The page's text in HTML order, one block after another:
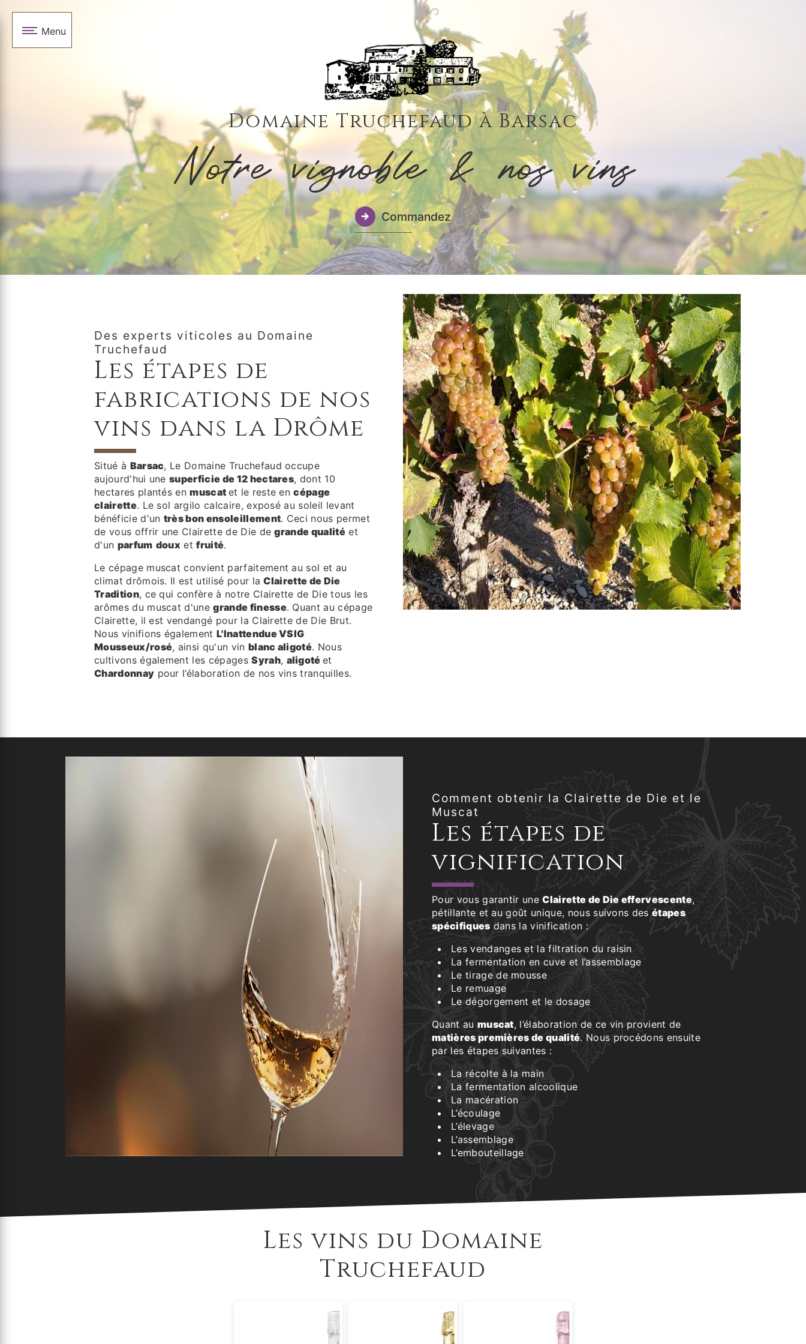
Menu
Domaine Truchefaud à Barsac
Notre vignoble & nos vins
Commandez
Des experts viticoles au Domaine
Truchefaud
Les étapes de
fabrications de nos
vins dans la Drôme
Situé à Barsac, Le Domaine Truchefaud occupe
aujourd'hui unesuperficie de 12 hectares, dont 10
hectares plantés enmuscat et le reste encépage
clairette. Le sol argilo calcaire, exposé au soleil levant
bénéficie d'un très bon ensoleillement. Ceci nous permet
de vous offrir une Clairette de Die degrande qualitéet
d'un parfum doux etfruité.
Le cépage muscat convient parfaitement au sol et au
climat drômois. Il est utilisé pour laClairette de Die
Tradition, ce qui confère à notre Clairette de Die tous les
arômes du muscat d'unegrande finesse. Quant au cépage
Clairette, il est vendangé pour la Clairette de Die Brut.
Nous vinifions égalementL'Inattendue VSIG
Mousseux/rosé, ainsi qu'un vin blanc aligoté. Nous
cultivons également les cépagesSyrah, aligotéet
Chardonnay pour l’élaboration de nos vins tranquilles.
Comment obtenir la Clairette de Die et le
Muscat
Les étapes de
vignification
Pour vous garantir uneClairette de Die effervescente,
pétillante et au goût unique, nous suivons desétapes
spécifiques dans la vinification :
Les vendanges et la filtration du raisin
La fermentation en cuve et l’assemblage
Le tirage de mousse
Le remuage
Le dégorgement et le dosage
Quant au muscat, l’élaboration de ce vin provient de
matières premières de qualité. Nous procédons ensuite
par les étapes suivantes :
La récolte à la main
La fermentation alcoolique
La macération
L’écoulage
L’élevage
L’assemblage
L’embouteillage
Les vins du Domaine
Truchefaud